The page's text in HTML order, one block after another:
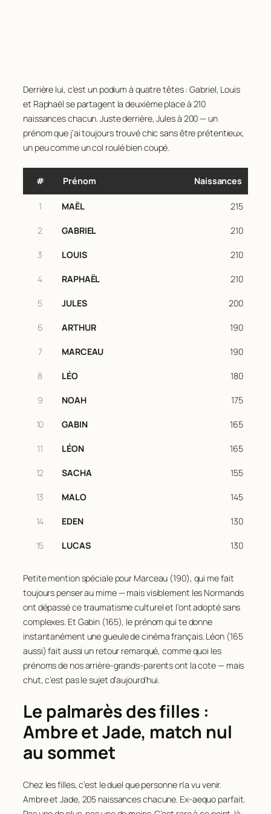
Derrière lui, c’est un podium à quatre têtes : Gabriel, Louis
et Raphaël se partagent la deuxième place à 210
naissances chacun. Juste derrière, Jules à 200 — un
prénom que j’ai toujours trouvé chic sans être prétentieux,
un peu comme un col roulé bien coupé.
# Prénom Naissances
1 MAËL 215
2 GABRIEL 210
3 LOUIS 210
4 RAPHAËL 210
5 JULES 200
6 ARTHUR 190
7 MARCEAU 190
8 LÉO 180
9 NOAH 175
10 GABIN 165
11 LÉON 165
12 SACHA 155
13 MALO 145
14 EDEN 130
15 LUCAS 130
Petite mention spéciale pour Marceau (190), qui me fait
toujours penser au mime — mais visiblement les Normands
ont dépassé ce traumatisme culturel et l’ont adopté sans
complexes. Et Gabin (165), le prénom qui te donne
instantanément une gueule de cinéma français. Léon (165
aussi) fait aussi un retour remarqué, comme quoi les
prénoms de nos arrière-grands-parents ont la cote — mais
chut, c’est pas le sujet d’aujourd’hui.
Le palmarès des filles :
Ambre et Jade, match nul
au sommet
Chez les filles, c’est le duel que personne n’a vu venir.
Ambre et Jade, 205 naissances chacune. Ex-aequo parfait.